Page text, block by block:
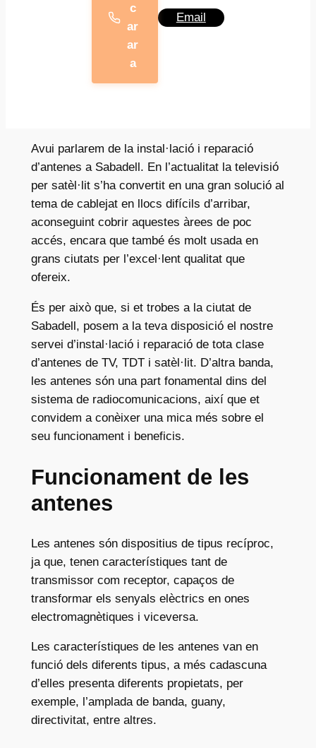
c
ar
ar
a
Email
Avui parlarem de la instal·lació i reparació
d’antenes a Sabadell. En l’actualitat la televisió
per satèl·lit s’ha convertit en una gran solució al
tema de cablejat en llocs difícils d’arribar,
aconseguint cobrir aquestes àrees de poc
accés, encara que també és molt usada en
grans ciutats per l’excel·lent qualitat que
ofereix.
És per això que, si et trobes a la ciutat de
Sabadell, posem a la teva disposició el nostre
servei d’instal·lació i reparació de tota clase
d’antenes de TV, TDT i satèl·lit. D’altra banda,
les antenes són una part fonamental dins del
sistema de radiocomunicacions, així que et
convidem a conèixer una mica més sobre el
seu funcionament i beneficis.
Funcionament de les
antenes
Les antenes són dispositius de tipus recíproc,
ja que, tenen característiques tant de
transmissor com receptor, capaços de
transformar els senyals elèctrics en ones
electromagnètiques i viceversa.
Les característiques de les antenes van en
funció dels diferents tipus, a més cadascuna
d’elles presenta diferents propietats, per
exemple, l’amplada de banda, guany,
directivitat, entre altres.